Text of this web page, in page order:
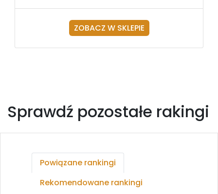
ZOBACZ W SKLEPIE
Sprawdź pozostałe rakingi
Powiązane rankingi
Rekomendowane rankingi